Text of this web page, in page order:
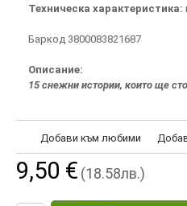
Техническа характеристика:
Баркод 3800083821687
Описание:
15 снежни истории, които ще
Добави към любими
9,50 € (18.58лв.)